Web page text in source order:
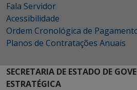
Fala Servidor
Acessibilidade
Ordem Cronológica de
Planos de Contratações Anuais
SECRETARIA DE ESTADO DE
ESTRATÉGICA